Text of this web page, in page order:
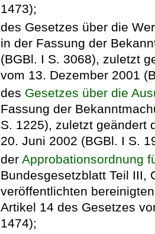
1473);
des Gesetzes über die
in der Fassung der
(BGBl. I S. 3068), zuletzt
vom 13. Dezember 2001
des Gesetzes über die
Fassung der
S. 1225), zuletzt geändert
20. Juni 2002 (BGBl. I S.
der Approbationsordnung
Bundesgesetzblatt Teil III,
veröffentlichten
Artikel 14 des Gesetzes
1474);